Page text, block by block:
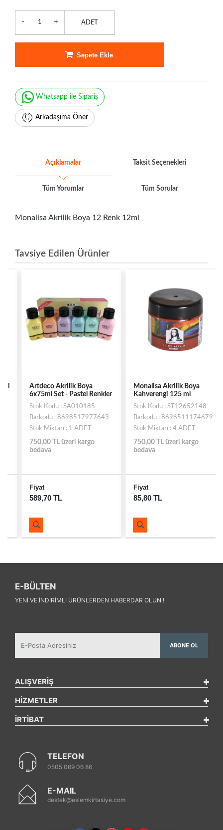
- + ADET
Sepete Ekle
Whatsapp ile Sipariş
Arkadaşıma Öner
Açıklamalar Taksit Seçenekleri
Tüm Yorumlar Tüm Sorular
Monalisa Akrilik Boya 12 Renk 12ml
Tavsiye Edilen Ürünler
Artdeco Akrilik Boya
6x75ml Set - Pastel Renkler
Stok Kodu : SA010185
Barkodu : 8698517977643
Stok Miktarı : 1 ADET
750,00 TL üzeri kargo
bedava
Fiyat
589,70 TL
Monalisa Akrilik Boya
Kahverengi 125 ml
Stok Kodu : ST12652148
Barkodu : 8696511174679
Stok Miktarı : 4 ADET
750,00 TL üzeri kargo
bedava
Fiyat
85,80 TL
E-BÜLTEN
YENI VE INDIRIMLI ÜRÜNLERDEN HABERDAR OLUN !
ABONE OL
ALIŞVERİŞ
HİZMETLER
İRTİBAT
TELEFON
0505 069 06 86
E-MAIL
destek@eslemkirtasiye.com